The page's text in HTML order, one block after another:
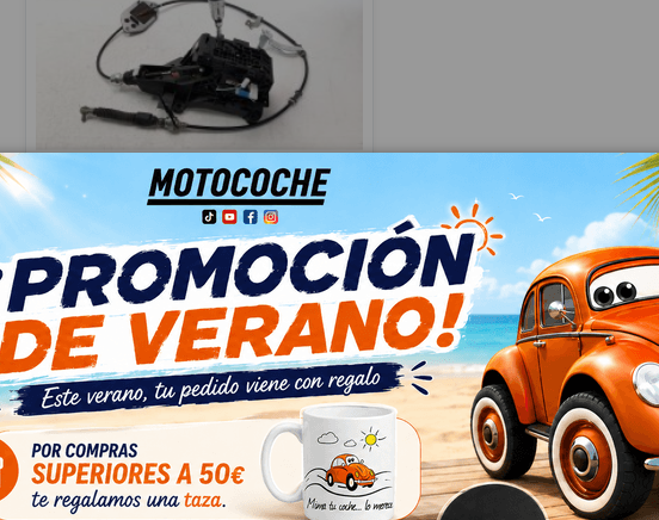
PALANCA CAMBIO 75C923LH
TOYOTA RAV 4
OEM:75C923LH
ID:1032815
88,00 € Sin IVA
106,48 € Con IVA